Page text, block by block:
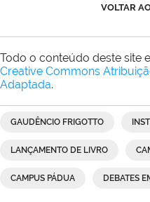
VOLTAR
Todo o conteúdo deste site
Creative Commons
Adaptada.
GAUDÊNCIO FRIGOTTO
LANÇAMENTO DE LIVRO
CAMPUS PÁDUA DEBATES